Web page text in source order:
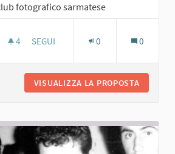
fotografico sarmatese
4 4 SOSTENITORI
SEGUI 0 0
VISUALIZZA LA PROPOSTA